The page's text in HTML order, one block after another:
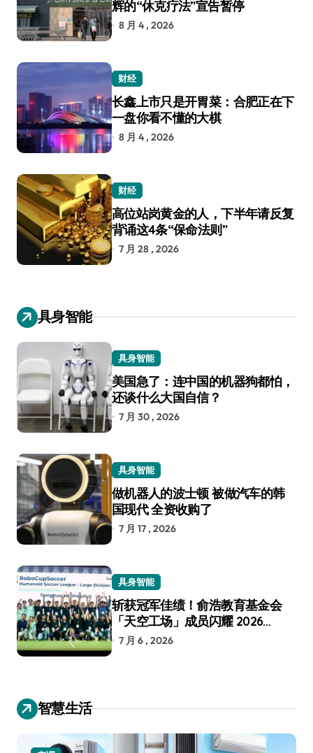
辉的“休克疗法”宣告暂停
8 月 4 , 2026
财经
长鑫上市只是开胃菜：合肥正在下
一盘你看不懂的大棋
8 月 4 , 2026
财经
高位站岗黄金的人，下半年请反复
背诵这4条“保命法则”
7 月 28 , 2026
具身智能
具身智能
美国急了：连中国的机器狗都怕，
还谈什么大国自信？
7 月 30 , 2026
具身智能
做机器人的波士顿 被做汽车的韩
国现代 全资收购了
7 月 17 , 2026
具身智能
斩获冠军佳绩！俞浩教育基金会
「天空工场」成员闪耀 2026
RoboCup 机器人世界杯
7 月 6 , 2026
智慧生活